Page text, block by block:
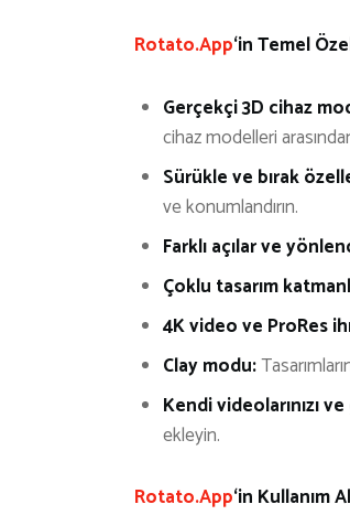
Rotato.App‘in Temel
Gerçekçi 3D cihaz
cihaz modelleri
Sürükle ve bırak
ve konumlandırın.
Farklı açılar ve
Çoklu tasarım
4K video ve ProRes
Clay modu:
Kendi videolarınızı
ekleyin.
Rotato.App‘in Kullanım